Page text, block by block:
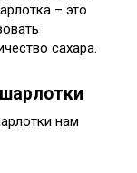
– это
сахара.
нам